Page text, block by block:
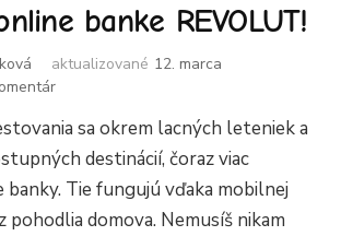
banke REVOLUT!
aktualizované 12. marca
k
Všetko
o
online
banke
REVOLUT!
sa okrem lacných leteniek a
destinácií, čoraz viac
Tie fungujú vďaka mobilnej
pohodlia domova. Nemusíš nikam